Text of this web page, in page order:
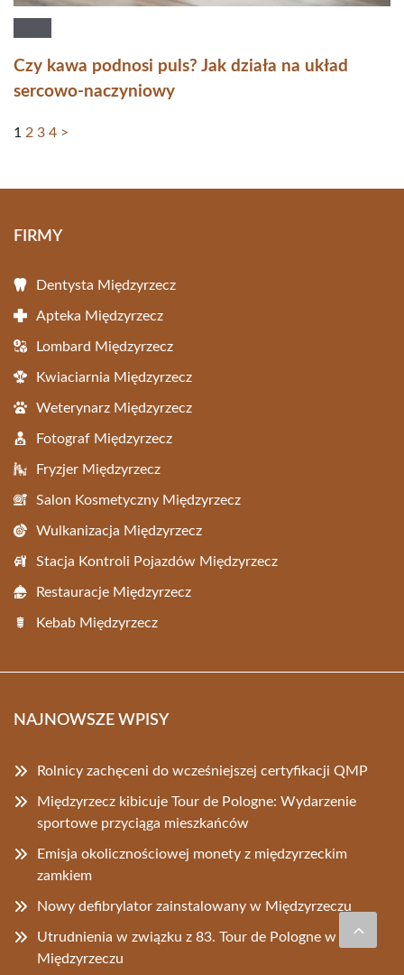
Czy kawa podnosi puls? Jak działa na układ
sercowo-naczyniowy
1 2 3 4 >
FIRMY
Dentysta Międzyrzecz
Apteka Międzyrzecz
Lombard Międzyrzecz
Kwiaciarnia Międzyrzecz
Weterynarz Międzyrzecz
Fotograf Międzyrzecz
Fryzjer Międzyrzecz
Salon Kosmetyczny Międzyrzecz
Wulkanizacja Międzyrzecz
Stacja Kontroli Pojazdów Międzyrzecz
Restauracje Międzyrzecz
Kebab Międzyrzecz
NAJNOWSZE WPISY
Rolnicy zachęceni do wcześniejszej certyfikacji QMP
Międzyrzecz kibicuje Tour de Pologne: Wydarzenie
sportowe przyciąga mieszkańców
Emisja okolicznościowej monety z międzyrzeckim
zamkiem
Nowy defibrylator zainstalowany w Międzyrzeczu
Utrudnienia w związku z 83. Tour de Pologne w
Międzyrzeczu